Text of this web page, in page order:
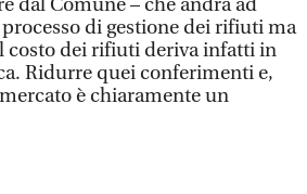
di gestione dei rifiuti ma
costo dei rifiuti deriva infatti in
Ridurre quei conferimenti e,
è chiaramente un